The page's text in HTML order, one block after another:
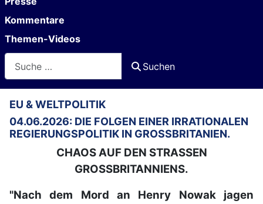
Kommentare
Themen-Videos
Suchen
EU & WELTPOLITIK
04.06.2026: DIE FOLGEN EINER IRRATIONALEN
REGIERUNGSPOLITIK IN GROSSBRITANIEN.
CHAOS AUF DEN STRASSEN
GROSSBRITANNIENS.
"Nach dem Mord an Henry Nowak jagen